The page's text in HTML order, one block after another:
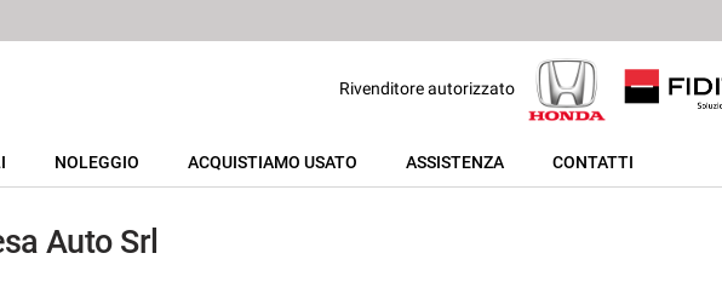
Rivenditore autorizzato
NOLEGGIO ACQUISTIAMO USATO ASSISTENZA CONTATTI
Auto Srl